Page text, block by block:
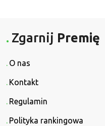
Zgarnij Premię
O nas
Kontakt
Regulamin
Polityka rankingowa